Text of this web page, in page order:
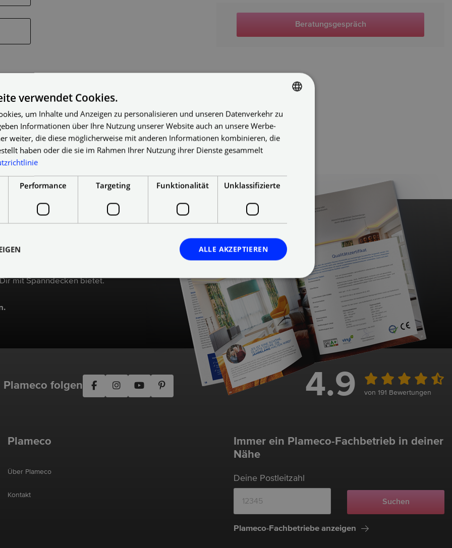
Beratungsgespräch
mit
an.
mit Spanndecken bietet.
Plameco folgen 4.9 von 191 Bewertungen
Plameco
Über Plameco
Kontakt
Immer ein Plameco-Fachbetrieb in deiner
Nähe
Deine Postleitzahl
Plameco-Fachbetriebe anzeigen
GERMAN
ENGLISH
verwendet Cookies.
um Inhalte und Anzeigen zu personalisieren und unseren Datenverkehr zu
Informationen über Ihre Nutzung unserer Website auch an unsere Werbe-
weiter, die diese möglicherweise mit anderen Informationen kombinieren, die
haben oder die sie im Rahmen Ihrer Nutzung ihrer Dienste gesammelt
Performance Targeting Funktionalität Unklassifizierte
ALLE AKZEPTIEREN